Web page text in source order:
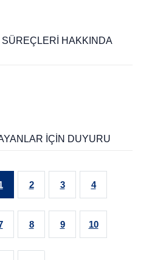
SÜREÇLERİ HAKKINDA
İÇİN DUYURU
2 3 4
8 9 10